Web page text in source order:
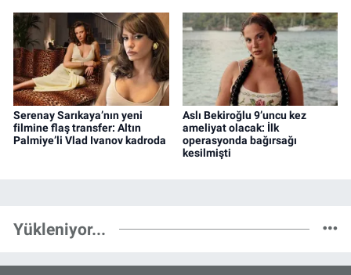
Serenay Sarıkaya’nın yeni
filmine flaş transfer: Altın
Palmiye’li Vlad Ivanov kadroda
Aslı Bekiroğlu 9’uncu kez
ameliyat olacak: İlk
operasyonda bağırsağı
kesilmişti
Yükleniyor...